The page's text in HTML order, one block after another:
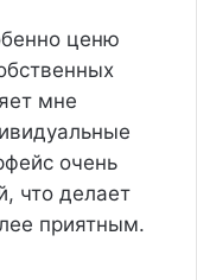
ценю
мне
очень
что делает
приятным.